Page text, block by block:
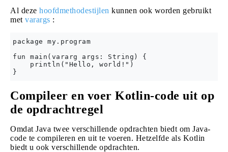
Al deze hoofdmethodestijlen kunnen ook worden gebruikt
met varargs :
package my.program
fun main(vararg args: String) {
    println("Hello, world!")
Compileer en voer Kotlin-code uit op
de opdrachtregel
Omdat Java twee verschillende opdrachten biedt om Java-
code te compileren en uit te voeren. Hetzelfde als Kotlin
biedt u ook verschillende opdrachten.